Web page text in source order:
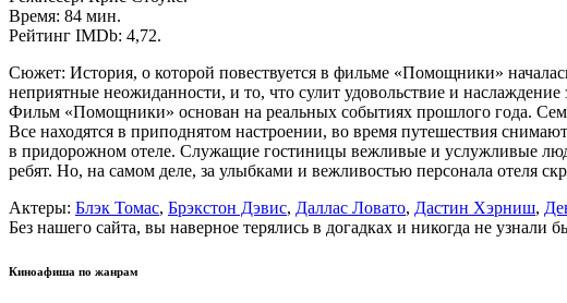
Время: 84 мин.
Рейтинг IMDb: 4,72.
Сюжет: История, о которой повествуется в фильме «Помощники»
неприятные неожиданности, и то, что сулит удовольствие и
Фильм «Помощники» основан на реальных событиях прошлого года.
Все находятся в приподнятом настроении, во время путешествия
в придорожном отеле. Служащие гостиницы вежливые и услужливые
ребят. Но, на самом деле, за улыбками и вежливостью персонала отеля
Актеры: Блэк Томас, Брэкстон Дэвис, Даллас Ловато, Дастин Хэрниш,
Без нашего сайта, вы наверное терялись в догадках и никогда не узнали
Киноафиша по жанрам